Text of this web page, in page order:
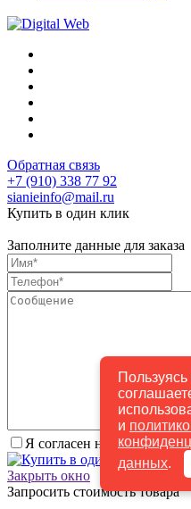
и
данных.
Обратная связь
+7 (910) 338 77 92
sianieinfo@mail.ru
Купить в один клик
Заполните данные для заказа
Я согласен на обработку
Купить
Закрыть окно
Запросить стоимость товара